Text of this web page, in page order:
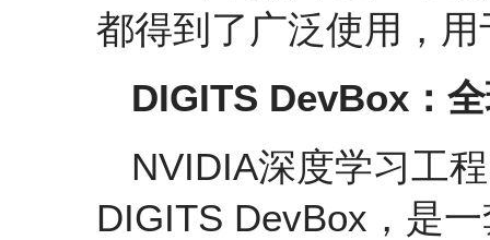
都得到了广泛使用，
DIGITS DevBox：
NVIDIA深度学习工
DIGITS DevBox，是